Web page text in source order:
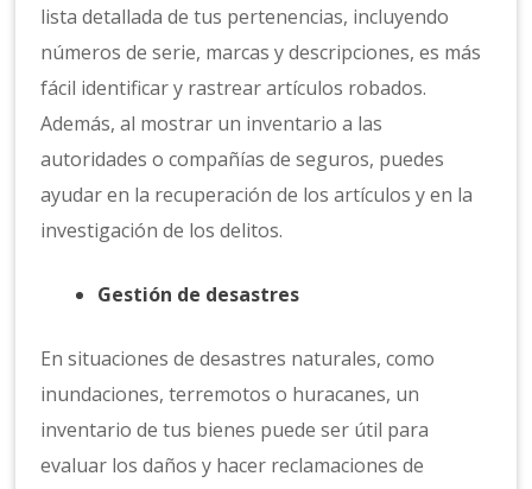
lista detallada de tus pertenencias, incluyendo
números de serie, marcas y descripciones, es más
fácil identificar y rastrear artículos robados.
Además, al mostrar un inventario a las
autoridades o compañías de seguros, puedes
ayudar en la recuperación de los artículos y en la
investigación de los delitos.
Gestión de desastres
En situaciones de desastres naturales, como
inundaciones, terremotos o huracanes, un
inventario de tus bienes puede ser útil para
evaluar los daños y hacer reclamaciones de